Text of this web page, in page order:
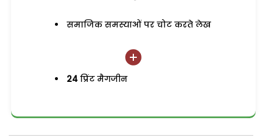
समाजिक समस्याओं पर चोट करते लेख
24 प्रिंट मैगजीन